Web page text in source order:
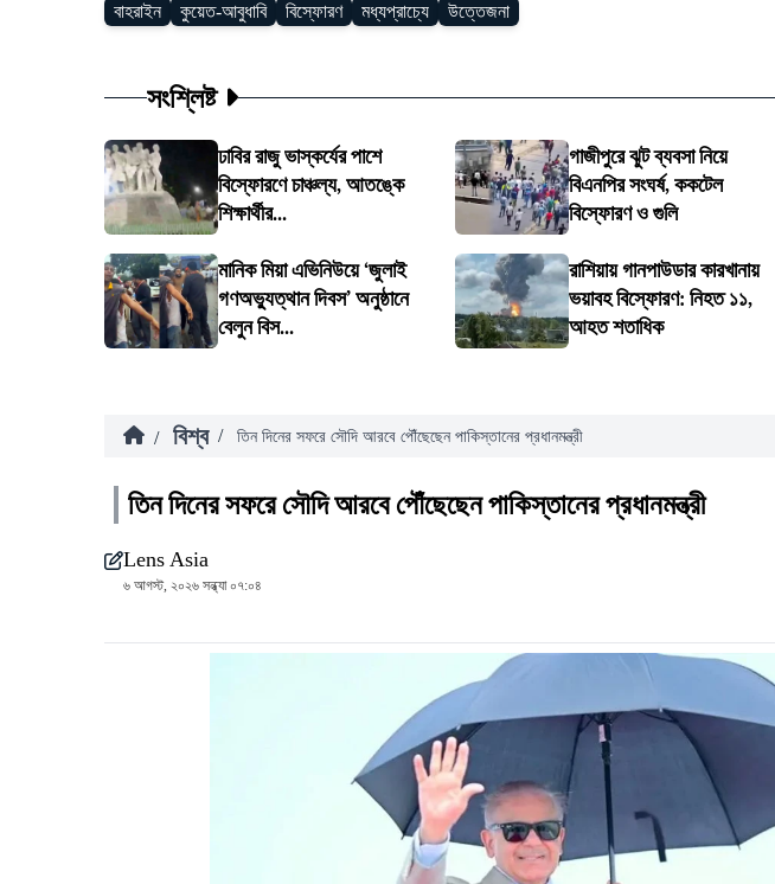
বাহরাইন কুয়েত-আবুধাবি বিস্ফোরণ মধ্যপ্রাচ্যে উত্তেজনা
সংশ্লিষ্ট
ঢাবির রাজু ভাস্কর্যের পাশে
বিস্ফোরণে চাঞ্চল্য, আতঙ্কে
শিক্ষার্থীর...
গাজীপুরে ঝুট ব্যবসা নিয়ে
বিএনপির সংঘর্ষ, ককটেল
বিস্ফোরণ ও গুলি
মানিক মিয়া এভিনিউয়ে ‘জুলাই
গণঅভ্যুত্থান দিবস’ অনুষ্ঠানে
বেলুন বিস...
রাশিয়ায় গানপাউডার কারখানায়
ভয়াবহ বিস্ফোরণ: নিহত ১১,
আহত শতাধিক
/ বিশ্ব / তিন দিনের সফরে সৌদি আরবে পৌঁছেছেন পাকিস্তানের প্রধানমন্ত্রী
তিন দিনের সফরে সৌদি আরবে পৌঁছেছেন পাকিস্তানের প্রধানমন্ত্রী
Lens Asia
৬ আগস্ট, ২০২৬ সন্ধ্যা ০৭:০৪